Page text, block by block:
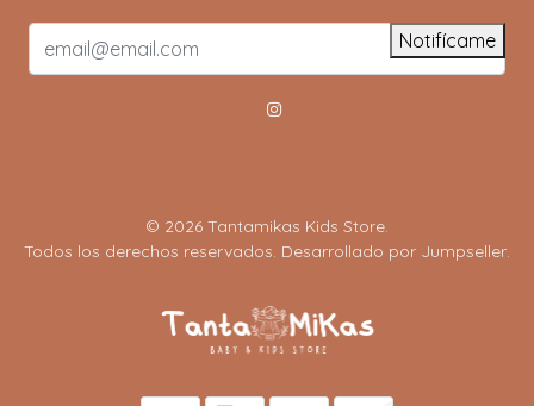
Notifícame
© 2026 Tantamikas Kids Store.
Todos los derechos reservados. Desarrollado por Jumpseller.